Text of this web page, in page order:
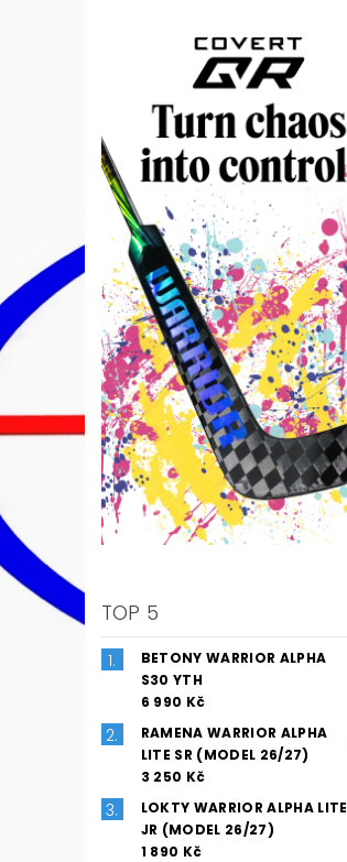
TOP 5
BETONY WARRIOR ALPHA
S30 YTH
6 990 Kč
RAMENA WARRIOR ALPHA
LITE SR (MODEL 26/27)
3 250 Kč
LOKTY WARRIOR ALPHA LITE
JR (MODEL 26/27)
1 890 Kč